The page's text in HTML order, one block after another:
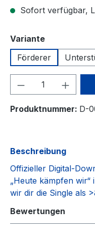
Sofort verfügbar,
Varianteauswählen
Förderer
Produkt
Produktnummer: D-
Beschreibung
Offizieller Digital-
„Heute kämpfen
wir dir die Single als
Bewertungen